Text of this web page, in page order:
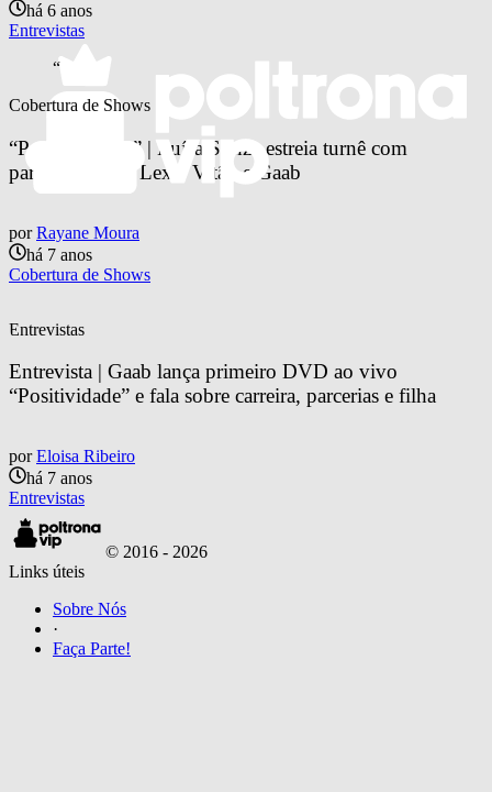
há 6 anos
Entrevistas
“
Cobertura de Shows
“Pandora Tour” | Luísa Sonza estreia turnê com
participação de Lexa, Vitão e Gaab
por Rayane Moura
há 7 anos
Cobertura de Shows
Entrevistas
Entrevista | Gaab lança primeiro DVD ao vivo
“Positividade” e fala sobre carreira, parcerias e filha
por Eloisa Ribeiro
há 7 anos
Entrevistas
© 2016 - 2026
Links úteis
Sobre Nós
·
Faça Parte!